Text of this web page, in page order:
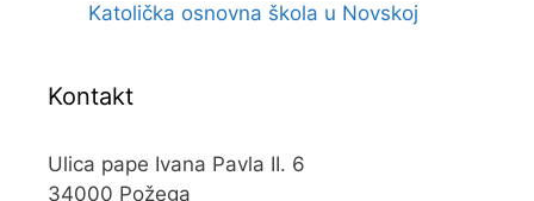
Katolička osnovna škola u Novskoj
Kontakt
Ulica pape Ivana Pavla II. 6
34000 Požega